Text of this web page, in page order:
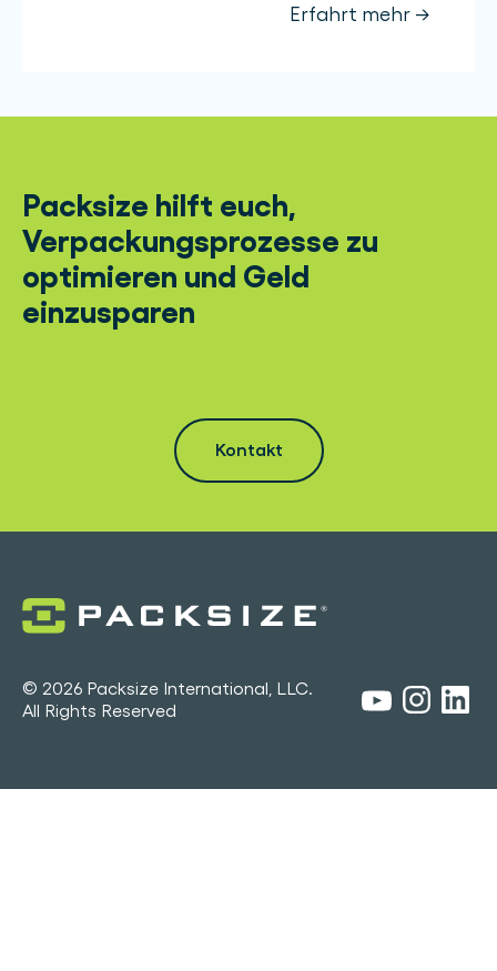
Erfahrt mehr →
Packsize hilft euch,
Verpackungsprozesse zu
optimieren und Geld
einzusparen
Kontakt
© 2026 Packsize International, LLC.
All Rights Reserved